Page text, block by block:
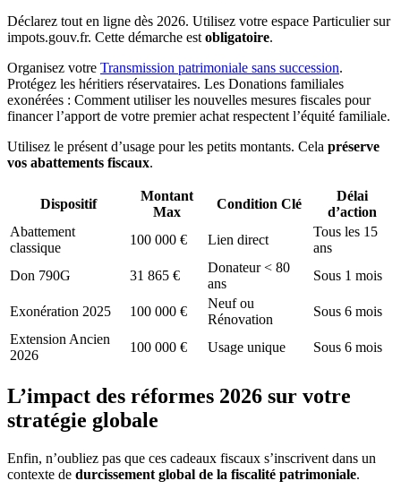
Déclarez tout en ligne dès 2026. Utilisez votre espace Particulier sur
impots.gouv.fr. Cette démarche est obligatoire.
Organisez votre Transmission patrimoniale sans succession.
Protégez les héritiers réservataires. Les Donations familiales
exonérées : Comment utiliser les nouvelles mesures fiscales pour
financer l’apport de votre premier achat respectent l’équité familiale.
Utilisez le présent d’usage pour les petits montants. Cela préserve
vos abattements fiscaux.
Dispositif
Montant
Max
Condition Clé
Délai
d’action
Abattement
classique
100 000 € Lien direct
Tous les 15
ans
Don 790G
31 865 €
Donateur < 80
ans
Sous 1 mois
Exonération 2025 100 000 €
Neuf ou
Rénovation
Sous 6 mois
Extension Ancien
2026
100 000 € Usage unique Sous 6 mois
L’impact des réformes 2026 sur votre
stratégie globale
Enfin, n’oubliez pas que ces cadeaux fiscaux s’inscrivent dans un
contexte de durcissement global de la fiscalité patrimoniale.